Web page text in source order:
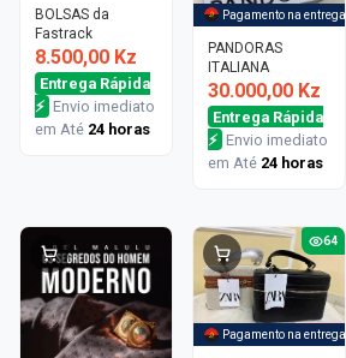
BOLSAS da
Fastrack
8.500,00 Kz
Entrega Rápida
⚡ Envio imediato
em Até 24 horas
Pagamento na entrega
PANDORAS
ITALIANA
30.000,00 Kz
Entrega Rápida
⚡ Envio imediato
em Até 24 horas
64
-10%
Pagamento na entrega